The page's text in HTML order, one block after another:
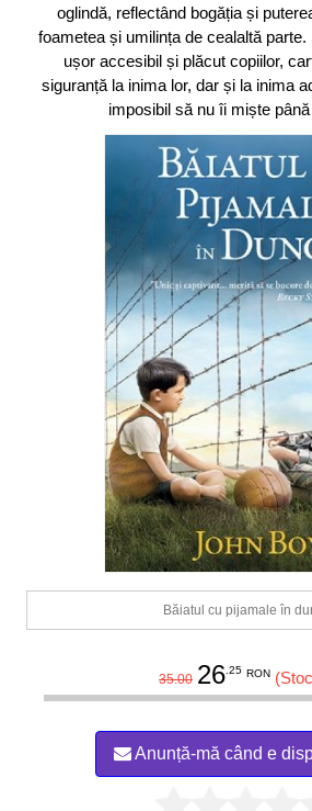
oglindă, reflectând bogăția și
foametea și umilința de cealaltă
ușor accesibil și plăcut copiilor,
siguranță la inima lor, dar și la inima
imposibil să nu îi miște
Băiatul cu pijamale în
35.00 26.25 RON
Anunță-mă când e